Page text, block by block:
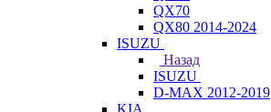
QX70
QX80 2014-2024
ISUZU
Назад
ISUZU
D-MAX 2012-2019
KIA